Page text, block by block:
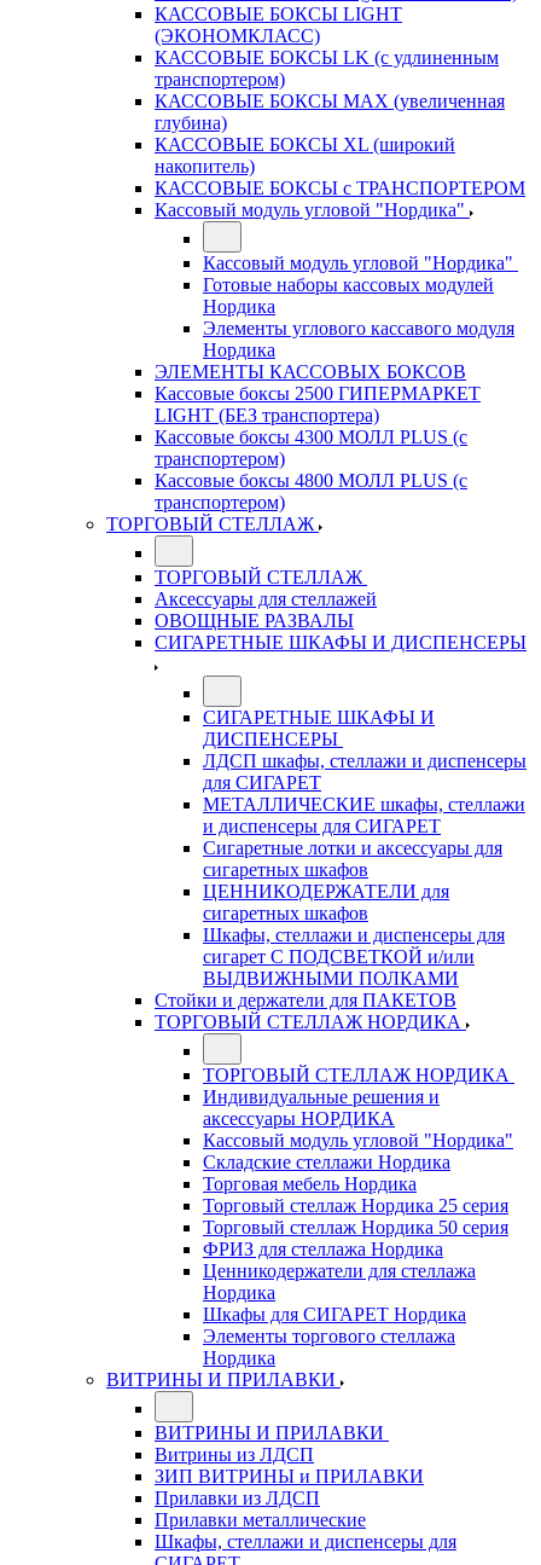
КАССОВЫЕ БОКСЫ LIGHT
(ЭКОНОМКЛАСС)
КАССОВЫЕ БОКСЫ LK (с удлиненным
транспортером)
КАССОВЫЕ БОКСЫ MAX (увеличенная
глубина)
КАССОВЫЕ БОКСЫ XL (широкий
накопитель)
КАССОВЫЕ БОКСЫ с ТРАНСПОРТЕРОМ
Кассовый модуль угловой "Нордика"
Кассовый модуль угловой "Нордика"
Готовые наборы кассовых модулей
Нордика
Элементы углового кассавого модуля
Нордика
ЭЛЕМЕНТЫ КАССОВЫХ БОКСОВ
Кассовые боксы 2500 ГИПЕРМАРКЕТ
LIGHT (БЕЗ транспортера)
Кассовые боксы 4300 МОЛЛ PLUS (с
транспортером)
Кассовые боксы 4800 МОЛЛ PLUS (с
транспортером)
ТОРГОВЫЙ СТЕЛЛАЖ
ТОРГОВЫЙ СТЕЛЛАЖ
Аксессуары для стеллажей
ОВОЩНЫЕ РАЗВАЛЫ
СИГАРЕТНЫЕ ШКАФЫ И ДИСПЕНСЕРЫ
СИГАРЕТНЫЕ ШКАФЫ И
ДИСПЕНСЕРЫ
ЛДСП шкафы, стеллажи и диспенсеры
для СИГАРЕТ
МЕТАЛЛИЧЕСКИЕ шкафы, стеллажи
и диспенсеры для СИГАРЕТ
Сигаретные лотки и аксессуары для
сигаретных шкафов
ЦЕННИКОДЕРЖАТЕЛИ для
сигаретных шкафов
Шкафы, стеллажи и диспенсеры для
сигарет С ПОДСВЕТКОЙ и/или
ВЫДВИЖНЫМИ ПОЛКАМИ
Стойки и держатели для ПАКЕТОВ
ТОРГОВЫЙ СТЕЛЛАЖ НОРДИКА
ТОРГОВЫЙ СТЕЛЛАЖ НОРДИКА
Индивидуальные решения и
аксессуары НОРДИКА
Кассовый модуль угловой "Нордика"
Складские стеллажи Нордика
Торговая мебель Нордика
Торговый стеллаж Нордика 25 серия
Торговый стеллаж Нордика 50 серия
ФРИЗ для стеллажа Нордика
Ценникодержатели для стеллажа
Нордика
Шкафы для СИГАРЕТ Нордика
Элементы торгового стеллажа
Нордика
ВИТРИНЫ И ПРИЛАВКИ
ВИТРИНЫ И ПРИЛАВКИ
Витрины из ЛДСП
ЗИП ВИТРИНЫ и ПРИЛАВКИ
Прилавки из ЛДСП
Прилавки металлические
Шкафы, стеллажи и диспенсеры для